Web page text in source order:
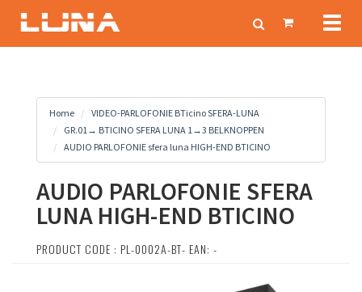
Home
VIDEO-PARLOFONIE BTicino SFERA-LUNA
GR.01→ BTICINO SFERA LUNA 1→3 BELKNOPPEN
AUDIO PARLOFONIE sfera luna HIGH-END BTICINO
AUDIO PARLOFONIE SFERA
LUNA HIGH-END BTICINO
PRODUCT CODE : PL-0002A-BT- EAN: -